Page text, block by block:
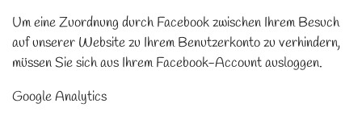
Um eine Zuordnung durch Facebook zwischen Ihrem Besuch
auf unserer Website zu Ihrem Benutzerkonto zu verhindern,
müssen Sie sich aus Ihrem Facebook-Account ausloggen.
Google Analytics